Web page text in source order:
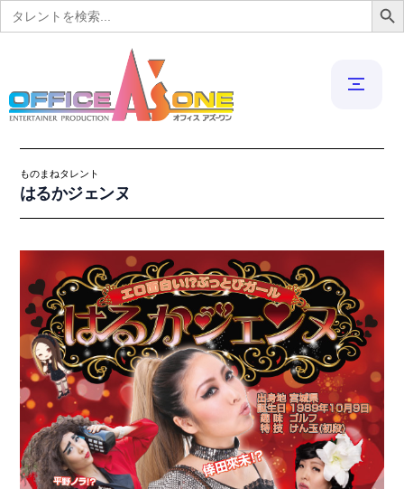
Search
for:
ものまねタレント
はるかジェンヌ